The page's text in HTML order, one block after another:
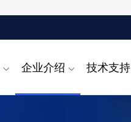
企业介绍 技术支持